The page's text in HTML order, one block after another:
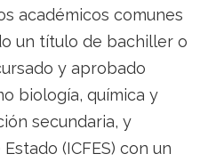
académicos comunes
un título de bachiller o
y aprobado
biología, química y
secundaria, y
(ICFES) con un